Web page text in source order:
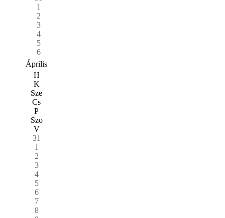
1
2
3
4
5
6
Április
H
K
Sze
Cs
P
Szo
V
31
1
2
3
4
5
6
7
8